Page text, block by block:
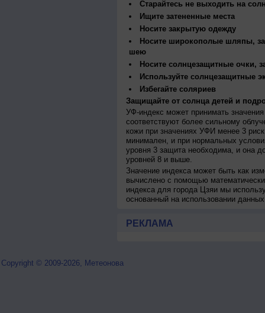
Старайтесь не выходить на
Ищите затененные места
Носите закрытую одежду
Носите широкополые шляпы,
шею
Носите солнцезащитные очки,
Используйте солнцезащитные
Избегайте соляриев
Защищайте от солнца детей и
УФ-индекс может принимать
соответствуют более сильному
кожи при значениях УФИ менее 3
минимален, и при нормальных
уровня 3 защита необходима, и она
уровней 8 и выше.
Значение индекса может быть как
вычислено с помощью
индекса для города Цзяи мы
основанный на использовании
РЕКЛАМА
Copyright © 2009-2026, Метеонова